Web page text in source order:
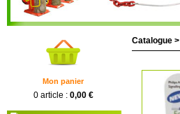
Mon panier
0 article : 0,00 €
Catalogue >